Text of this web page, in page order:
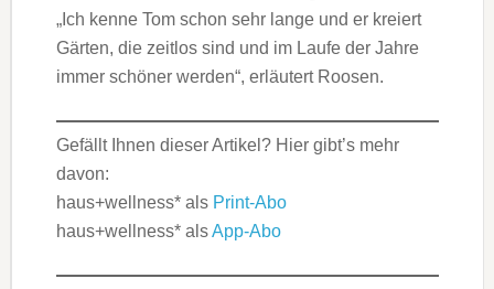
„Ich kenne Tom schon sehr lange und er kreiert
Gärten, die zeitlos sind und im Laufe der Jahre
immer schöner werden“, erläutert Roosen.
Gefällt Ihnen dieser Artikel? Hier gibt’s mehr
davon:
haus+wellness* als Print-Abo
haus+wellness* alsApp-Abo